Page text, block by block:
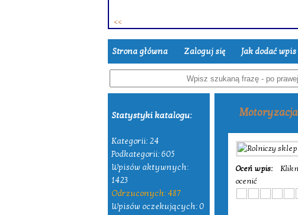
Strona główna Zaloguj się Jak dodać wpis
Statystyki katalogu:
Kategorii: 24
Podkategorii: 605
Wpisów aktywnych:
1423
Odrzuconych: 487
Wpisów oczekujących: 0
Motoryzacja
Oceń wpis:
ocenić